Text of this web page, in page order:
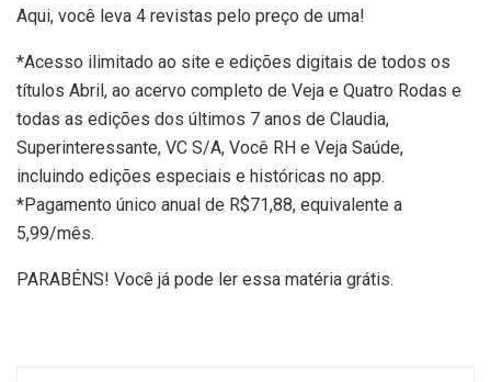
Aqui, você leva 4 revistas pelo preço de uma!
*Acesso ilimitado ao site e edições digitais de todos os
títulos Abril, ao acervo completo de Veja e Quatro Rodas e
todas as edições dos últimos 7 anos de Claudia,
Superinteressante, VC S/A, Você RH e Veja Saúde,
incluindo edições especiais e históricas no app.
*Pagamento único anual de R$71,88, equivalente a
5,99/mês.
PARABÉNS! Você já pode ler essa matéria grátis.